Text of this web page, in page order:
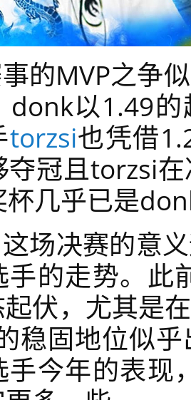
的MVP之争
donk以1.49
torzsi也凭借
夺冠且torzsi
杯几乎已是
场决赛的意
手的走势。此
伏，尤其是
稳固地位似
手今年的表现